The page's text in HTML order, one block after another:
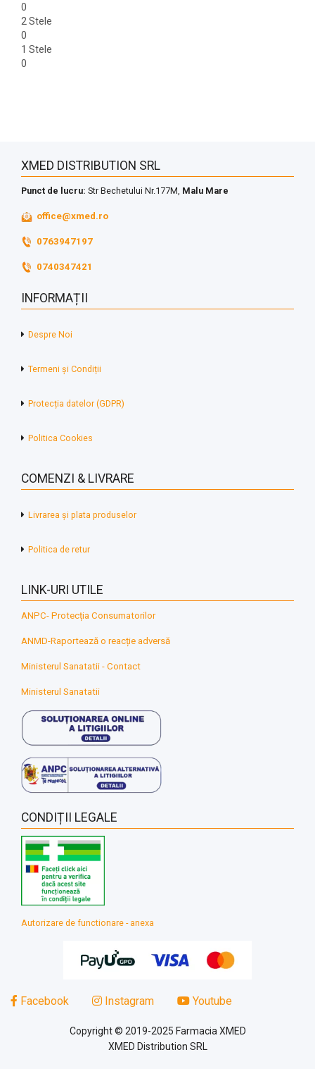
0
2 Stele
0
1 Stele
0
XMED DISTRIBUTION SRL
Punct de lucru: Str Bechetului Nr.177M, Malu Mare
office@xmed.ro
0763947197
0740347421
INFORMAȚII
Despre Noi
Termeni și Condiții
Protecția datelor (GDPR)
Politica Cookies
COMENZI & LIVRARE
Livrarea și plata produselor
Politica de retur
LINK-URI UTILE
ANPC- Protecția Consumatorilor
ANMD-Raportează o reacție adversă
Ministerul Sanatatii - Contact
Ministerul Sanatatii
CONDIȚII LEGALE
Autorizare de functionare - anexa
Facebook Instagram Youtube
Copyright © 2019-2025 Farmacia XMED
XMED Distribution SRL